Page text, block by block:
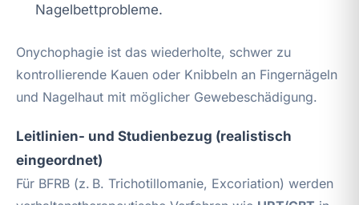
Nagelbettprobleme.
Onychophagie ist das wiederholte, schwer zu
kontrollierende Kauen oder Knibbeln an Fingernägeln
und Nagelhaut mit möglicher Gewebeschädigung.
Leitlinien- und Studienbezug (realistisch
eingeordnet)
Für BFRB (z. B. Trichotillomanie, Excoriation) werden